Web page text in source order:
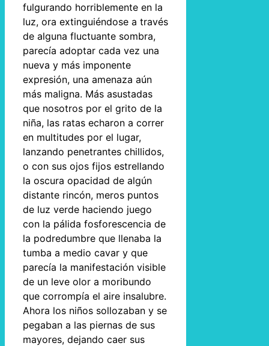
fulgurando horriblemente en la
luz, ora extinguiéndose a través
de alguna fluctuante sombra,
parecía adoptar cada vez una
nueva y más imponente
expresión, una amenaza aún
más maligna. Más asustadas
que nosotros por el grito de la
niña, las ratas echaron a correr
en multitudes por el lugar,
lanzando penetrantes chillidos,
o con sus ojos fijos estrellando
la oscura opacidad de algún
distante rincón, meros puntos
de luz verde haciendo juego
con la pálida fosforescencia de
la podredumbre que llenaba la
tumba a medio cavar y que
parecía la manifestación visible
de un leve olor a moribundo
que corrompía el aire insalubre.
Ahora los niños sollozaban y se
pegaban a las piernas de sus
mayores, dejando caer sus